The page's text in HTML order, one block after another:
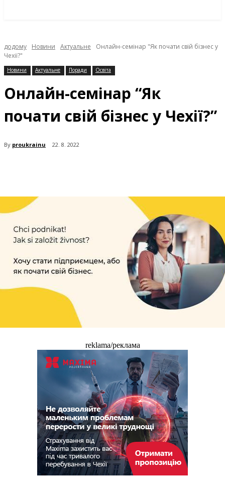
додому Новини Актуальне
Онлайн-семінар "Як почати свій бізнес у
Чехії?"
Новини Актуальне Поради Освіта
Онлайн-семінар “Як
почати свій бізнес у Чехії?”
By proukrainu 22. 8. 2022
reklama/реклама